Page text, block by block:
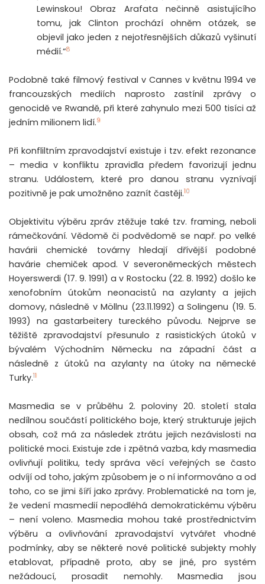
Lewinskou! Obraz Arafata nečinně asistujícího
tomu, jak Clinton prochází ohněm otázek, se
objevil jako jeden z nejotřesnějších důkazů vyšinutí
médií.“8
Podobně také filmový festival v Cannes v květnu 1994 ve
francouzských mediích naprosto zastínil zprávy o
genocidě ve Rwandě, při které zahynulo mezi 500 tisíci až
jedním milionem lidí.9
Při konfliltním zpravodajství existuje i tzv. efekt rezonance
– media v konfliktu zpravidla předem favorizují jednu
stranu. Událostem, které pro danou stranu vyznívají
pozitivně je pak umožněno zaznít častěji.10
Objektivitu výběru zpráv ztěžuje také tzv. framing, neboli
rámečkování. Vědomě či podvědomě se např. po velké
havárii chemické továrny hledají dřívější podobné
havárie chemiček apod. V severoněmeckých městech
Hoyerswerdi (17. 9. 1991) a v Rostocku (22. 8. 1992) došlo ke
xenofobním útokům neonacistů na azylanty a jejich
domovy, následně v Möllnu (23.11.1992) a Solingenu (19. 5.
1993) na gastarbeitery tureckého původu. Nejprve se
těžiště zpravodajství přesunulo z rasistických útoků v
bývalém Východním Německu na západní část a
následně z útoků na azylanty na útoky na německé
Turky.11
Masmedia se v průběhu 2. poloviny 20. století stala
nedílnou součástí politického boje, který strukturuje jejich
obsah, což má za následek ztrátu jejich nezávislosti na
politické moci. Existuje zde i zpětná vazba, kdy masmedia
ovlivňují politiku, tedy správa věcí veřejných se často
odvíjí od toho, jakým způsobem je o ní informováno a od
toho, co se jimi šíří jako zprávy. Problematické na tom je,
že vedení masmedií nepodléhá demokratickému výběru
– není voleno. Masmedia mohou také prostřednictvím
výběru a ovlivňování zpravodajství vytvářet vhodné
podmínky, aby se některé nové politické subjekty mohly
etablovat, případně proto, aby se jiné, pro systém
nežádoucí, prosadit nemohly. Masmedia jsou